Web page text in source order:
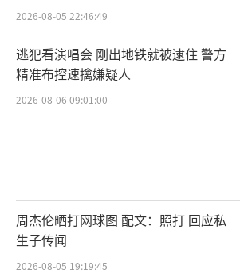
2026-08-05 22:46:49
逃犯看演唱会 刚出地铁就被逮住 警方
精准布控速擒嫌疑人
2026-08-06 09:01:00
周杰伦晒打网球图 配文：照打 回应私
生子传闻
2026-08-05 19:19:45